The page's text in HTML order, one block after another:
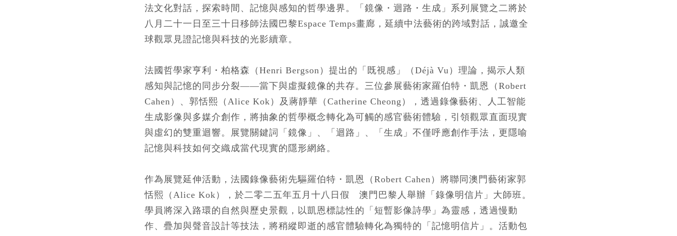
法文化對話，探索時間、記憶與感知的哲學邊界。「鏡像・迴路・生成」系列展覽之二將於
八 月二十一日至三十日移師法國巴黎Espace Temps畫廊，延續中法藝術的跨域對話，誠邀全
球觀眾見證記憶與科技的光影續章。
法國哲學家亨利 ・ 柏格森（Henri Bergson）提出的「既視感」（Déjà Vu）理論，揭示人類
感知與記憶的同步分裂——當下與虛擬鏡像的共存。三位參展藝術家羅伯特 ・ 凱恩（Robert
Cahen）、郭恬熙（Alice Kok）及蔣靜華（Catherine Cheong），透過錄像藝術、人工智能
生成影像與多媒介創作，將抽象的哲學概念轉化為可觸的感官藝術體驗，引領觀眾直面現實
與虛幻的雙重迴響。展覽關鍵詞「鏡像」、「迴路」、「生成」不僅呼應創作手法，更隱喻
記憶與科技如何交織成當代現實的隱形網絡。
作為展覽延伸活動，法國錄像藝術先驅羅伯特 ・ 凱恩（Robert Cahen）將聯同澳門藝術家郭
恬熙（Alice Kok），於二零二五年五 月十八日 假 澳門巴黎人舉辦「錄像明信片」大師班。
學員將深入路環的自然與歷史景觀，以凱恩標誌性的「短暫影像詩學」為靈感，透過慢動
作、疊加與聲音設計等技法，將稍縱即逝的感官體驗轉化為獨特的「記憶明信片」。活動包